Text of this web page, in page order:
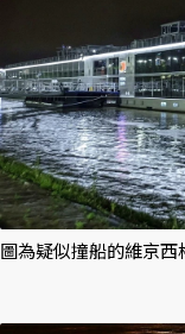
圖為疑似撞船的維京